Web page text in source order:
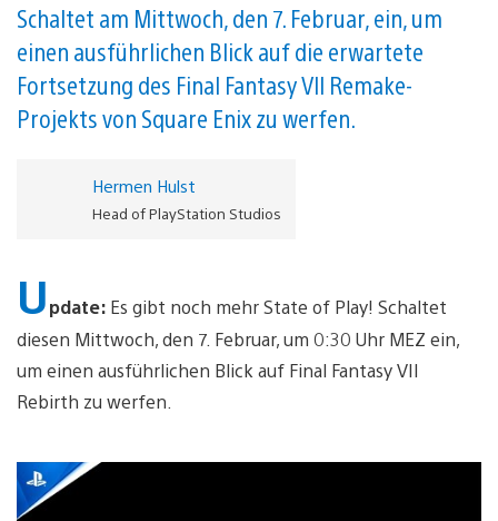
Schaltet am Mittwoch, den 7. Februar, ein, um
einen ausführlichen Blick auf die erwartete
Fortsetzung des Final Fantasy VII Remake-
Projekts von Square Enix zu werfen.
Hermen Hulst
Head of PlayStation Studios
Update: Es gibt noch mehr State of Play! Schaltet
diesen Mittwoch, den 7. Februar, um 0:30 Uhr MEZ ein,
um einen ausführlichen Blick auf Final Fantasy VII
Rebirth zu werfen.